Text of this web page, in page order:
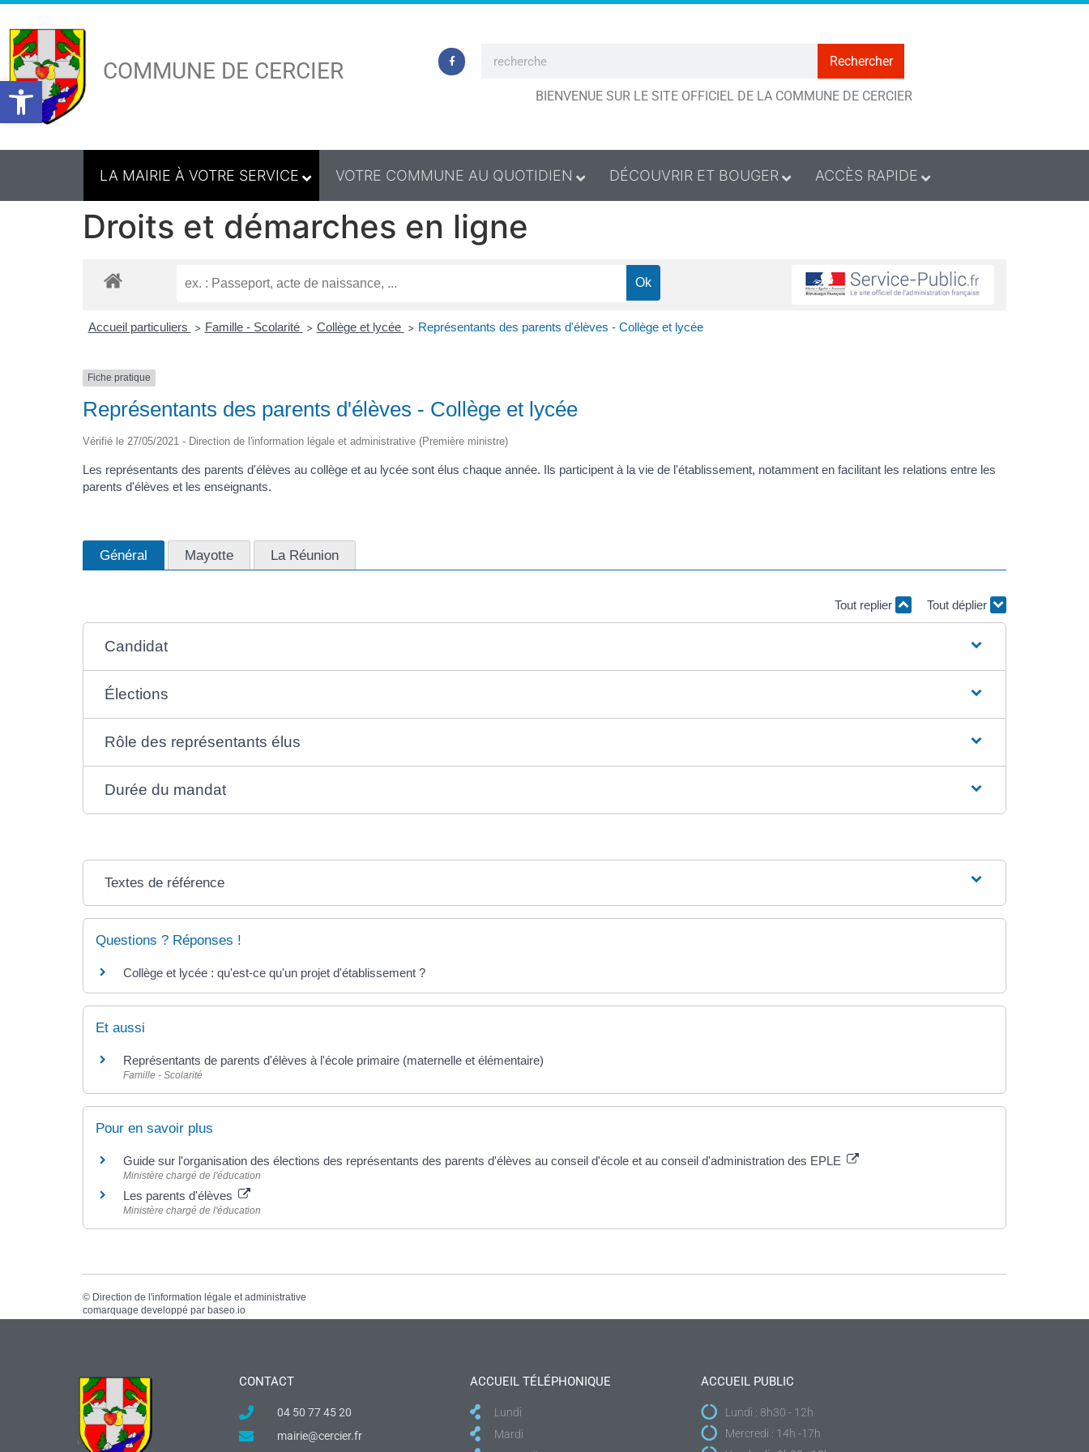
Ouvrir la barre d’outils
COMMUNE DE CERCIER Rechercher
BIENVENUE SUR LE SITE OFFICIEL DE LA COMMUNE DE CERCIER
LA MAIRIE À VOTRE SERVICE VOTRE COMMUNE AU QUOTIDIEN DÉCOUVRIR ET BOUGER ACCÈS RAPIDE
Droits et démarches en ligne
Accueil particuliers > Famille - Scolarité > Collège et lycée > Représentants des parents d'élèves - Collège et lycée
Fiche pratique
Représentants des parents d'élèves - Collège et lycée
Vérifié le 27/05/2021 - Direction de l'information légale et administrative (Première ministre)
Les représentants des parents d'élèves au collège et au lycée sont élus chaque année. Ils participent à la vie de l'établissement, notamment en facilitant les relations entre les
parents d'élèves et les enseignants.
Général Mayotte La Réunion
Tout replier Tout déplier
Candidat
Élections
Rôle des représentants élus
Durée du mandat
Textes de référence
Questions ? Réponses !
Collège et lycée : qu'est-ce qu'un projet d'établissement ?
Et aussi
Représentants de parents d'élèves à l'école primaire (maternelle et élémentaire)
Famille - Scolarité
Pour en savoir plus
Guide sur l'organisation des élections des représentants des parents d'élèves au conseil d'école et au conseil d'administration des EPLE
Ministère chargé de l'éducation
Les parents d'élèves
Ministère chargé de l'éducation
© Direction de l'information légale et administrative
comarquage developpé par baseo.io
CONTACT
04 50 77 45 20
mairie@cercier.fr
ACCUEIL TÉLÉPHONIQUE
Lundi
Mardi
ACCUEIL PUBLIC
Lundi : 8h30 - 12h
Mercredi : 14h -17h